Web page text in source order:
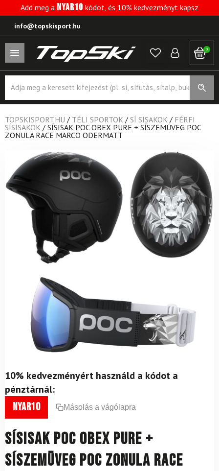
Add meg a NYAR10 kódot, és 10% kedvezményt kapsz
info@topskisport.hu
0
search
TOPSKISPORT.HU / TÉLI SPORTOK / SÍ SISAKOK / FÉRFI
SÍSISAKOK / SÍSISAK POC OBEX PURE + SÍSZEMÜVEG POC
ZONULA RACE MARCO ODERMATT
10% kedvezményért használd a kódot a
pénztárnál:
nyar10 Másolás a vágólapra
Sísisak POC Obex Pure +
síszemüveg POC Zonula Race